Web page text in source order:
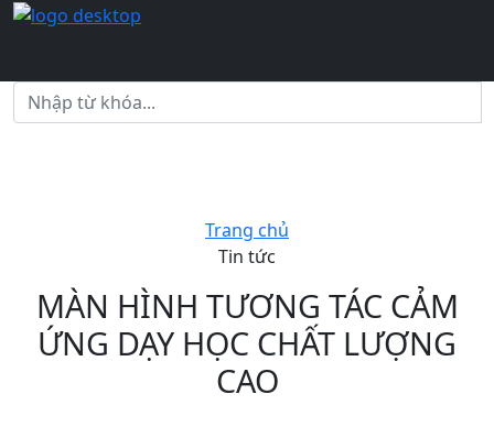
MÀN HÌNH TƯƠNG TÁC CẢM
ỨNG DẠY HỌC CHẤT LƯỢNG
CAO
Trang chủ
Tin tức